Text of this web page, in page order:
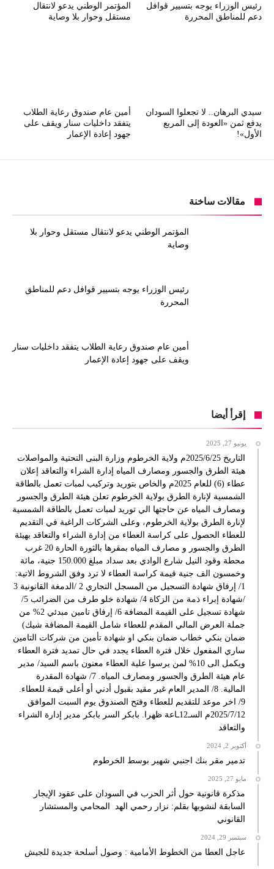
المؤتمر الوطني يدعو لانتقال
مستقل وحوار بلا وصاية
رئيس الوزراء يوجه بتسيير قوافل
دعم للمناطق المحررة
أمين عام صندوق رعاية الطلاب
يتفقد داخليات سنار ويقف على
جهود إعادة الإعمار
سيدي البرهان.. لا تجعلوا السودان
يدفع ثمن «العودة إلى المربع
الأول»!
مقالات ساخنة
المؤتمر الوطني يدعو لانتقال مستقل وحوار بلا
وصاية
رئيس الوزراء يوجه بتسيير قوافل دعم للمناطق
المحررة
أمين عام صندوق رعاية الطلاب يتفقد داخليات سنار
ويقف على جهود إعادة الإعمار
إقرأ أيضا
يونيو 27, 2025
التاريخ 2025/6/25م ولاية الخرطوم وزارة البنى التحتية والمواصلات
هيئة الطرق والجسور ومصارف المياه إدارة الشراء والتعاقد إعلان
عطاء (6) للعام 2025م والخاص بتوريد وتركيب لمبات تعمل بالطاقة
الشمسية لإنارة الطرق بولاية الخرطوم تعلن هيئة الطرق والجسور
ومصارف المياه عن حاجتها الي توريد لمبات تعمل بالطاقة الشمسية
لإنارة الطرق بولاية الخرطوم، وعلى الشركات الراغبة في التقديم
للعطاء الحصول على كراسة العطاء من إدارة الشراء والتعاقد بهيئة
الطرق والجسور و مصارف المياه بمقرها بالثورة الحارة 20 غرب
محطة وقود النيل شارع الوادي بعد سداد مبلغ 150.000 جنية، مائة
وخمسون الف جنية قيمة كراسة العطاء لا ترد وفق الشروط الاتية:
1/ إرفاق شهادة التسجيل من المسجل التجاري 2 /الدمغة القانونية 3
/شهادة إبراء ذمة من الزكاة 4/ شهادة خلو طرف من الضرائب 5/
شهادة تسجيل على القيمة المضافة 6/ إرفاق تامين مبدئي 2% من
جملة العرض المالي المقدم للعطاء شامل القيمة المضافة شيك)
ضمان بنكي خطاب ضمان بنكي او شهادة تأمين من شركات التامين
ساري المفعول خلال فترة العطاء يجدد في حال تمديد فترة العطاء
ويكمل الى 10% لمن يرسوا علية العطاء معنون باسم السيد/ مدير
عام هيئة الطرق والجسور ومصارف المياه. 7/ شهادة المقدرة
المالية. 8/ المدير العام غير مقيد بقبول أدني أو أعلى قيمة للعطاء.
9/ اخر موعد للتقديم للعطاء وفتح الصندوق يوم السبت الموافق
2025/7/12م السـ12ـاعة ظهرا. بابكر السر بابكر مدير إدارة الشراء
والتعاقد
أكتوبر 2, 2024
تدمير مقر بنك اجنبي شهير بوسط الخرطوم
مايو 27, 2025
مذكرة قانونية حول أثر الحرب في السودان على عقود الإيجار
السابقة لنشوبها بقلم: نزار رحمي الهد المحامي والمستشار
القانوني
سبتمبر 29, 2024
عاجل العطا من الخطوط الأمامية : وصول أسلحة جديدة للجيش